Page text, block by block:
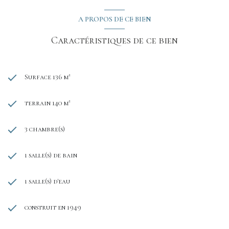
A PROPOS DE CE BIEN
Caractéristiques de ce bien
Surface 136 m²
terrain 140 m²
3 chambre(s)
1 salle(s) de bain
1 salle(s) d'eau
construit en 1949